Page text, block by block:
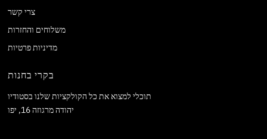
צרי קשר
משלוחים והחזרות
מדיניות פרטיות
בקרי בחנות
יהודה מרגוזה 16, יפו